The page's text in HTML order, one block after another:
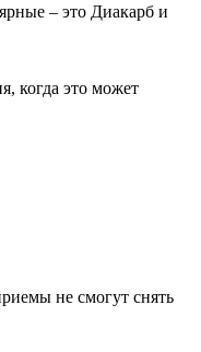
– это Диакарб и
когда это может
не смогут снять